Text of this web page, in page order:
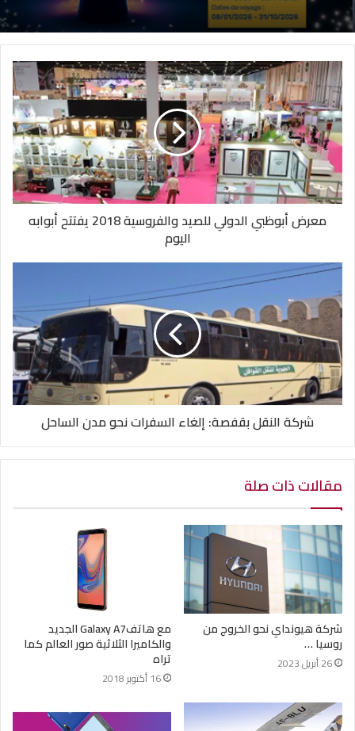
معرض أبوظبي الدولي للصيد والفروسية 2018 يفتتح أبوابه
اليوم
شركة النقل بقفصة: إلغاء السفرات نحو مدن الساحل
مقالات ذات صلة
شركة هيونداي نحو الخروج من
روسيا …
26 أبريل 2023
مع هاتفGalaxy A7 الجديد
والكاميرا الثلاثية صور العالم كما
تراه
16 أكتوبر 2018